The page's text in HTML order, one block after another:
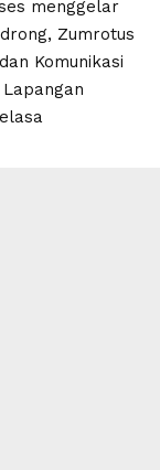
menggelar
Zumrotus
Komunikasi